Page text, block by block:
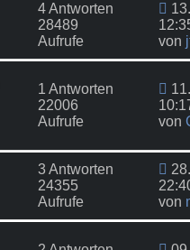
4 Antworten
28489
Aufrufe
von
1 Antworten
22006
Aufrufe
von
3 Antworten
24355
Aufrufe
von